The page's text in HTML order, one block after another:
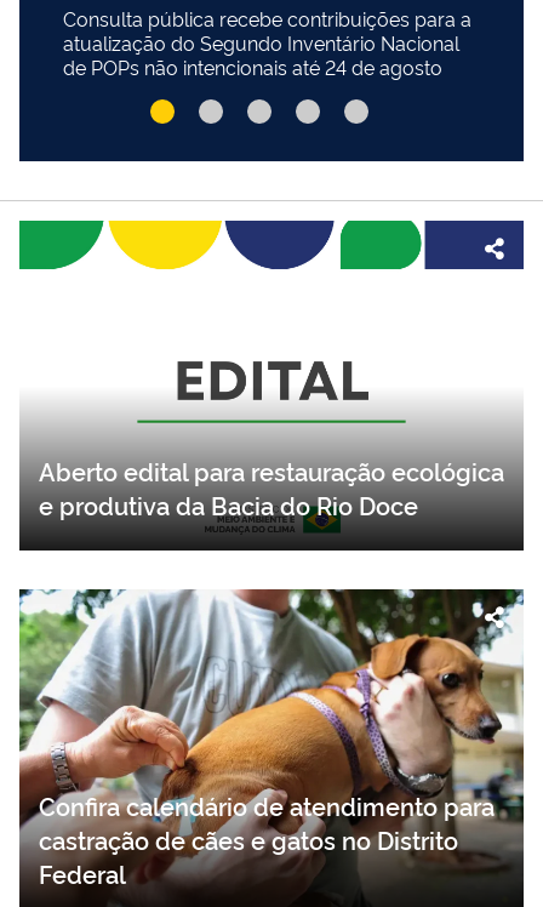
Consulta pública recebe contribuições para a
atualização do Segundo Inventário Nacional
de POPs não intencionais até 24 de agosto
Aberto edital para restauração ecológica
e produtiva da Bacia do Rio Doce
Confira calendário de atendimento para
castração de cães e gatos no Distrito
Federal